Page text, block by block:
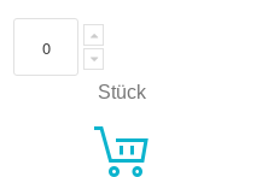
Stück